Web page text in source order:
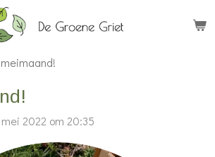
2022 om 20:35